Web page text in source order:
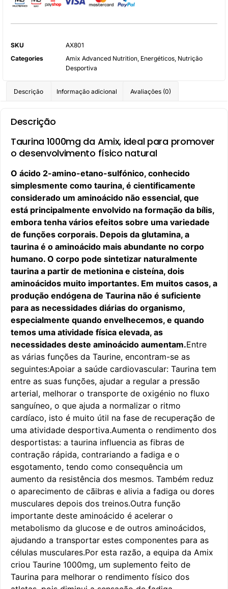
SKU
AX801
Categories
Amix Advanced Nutrition, Energéticos, Nutrição
Desportiva
Descrição Informação adicional Avaliações (0)
Descrição
Taurina 1000mg da Amix, ideal para promover
o desenvolvimento físico natural
O ácido 2-amino-etano-sulfónico, conhecido
simplesmente como taurina, é cientificamente
considerado um aminoácido não essencial, que
está principalmente envolvido na formação da bílis,
embora tenha vários efeitos sobre uma variedade
de funções corporais. Depois da glutamina, a
taurina é o aminoácido mais abundante no corpo
humano. O corpo pode sintetizar naturalmente
taurina a partir de metionina e cisteína, dois
aminoácidos muito importantes. Em muitos casos, a
produção endógena de Taurina não é suficiente
para as necessidades diárias do organismo,
especialmente quando envelhecemos, e quando
temos uma atividade física elevada, as
necessidades deste aminoácido aumentam.Entre
as várias funções da Taurine, encontram-se as
seguintes:Apoiar a saúde cardiovascular: Taurina tem
entre as suas funções, ajudar a regular a pressão
arterial, melhorar o transporte de oxigénio no fluxo
sanguíneo, o que ajuda a normalizar o ritmo
cardíaco, isto é muito útil na fase de recuperação de
uma atividade desportiva.Aumenta o rendimento dos
desportistas: a taurina influencia as fibras de
contração rápida, contrariando a fadiga e o
esgotamento, tendo como consequência um
aumento da resistência dos mesmos. Também reduz
o aparecimento de cãibras e alivia a fadiga ou dores
musculares depois dos treinos.Outra função
importante deste aminoácido é acelerar o
metabolismo da glucose e de outros aminoácidos,
ajudando a transportar estes componentes para as
células musculares.Por esta razão, a equipa da Amix
criou Taurine 1000mg, um suplemento feito de
Taurina para melhorar o rendimento físico dos